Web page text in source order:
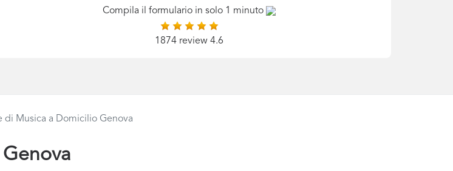
Compila il formulario in solo 1 minuto
1874 review 4.6
di Musica a Domicilio Genova